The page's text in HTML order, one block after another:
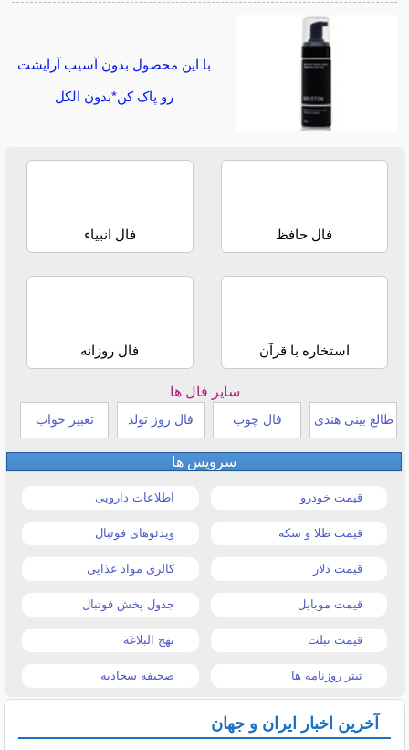
با این محصول بدون آسیب آرایشت
رو پاک کن*بدون الکل
فال حافظ فال انبیاء
استخاره با قرآن فال روزانه
سایر فال ها
طالع بینی هندی فال چوب فال روز تولد تعبیر خواب
سرویس ها
قیمت خودرو اطلاعات دارویی
قیمت طلا و سکه ویدئوهای فوتبال
قیمت دلار کالری مواد غذایی
قیمت موبایل جدول پخش فوتبال
قیمت تبلت نهج البلاغه
تیتر روزنامه ها صحیفه سجادیه
آخرین اخبار ایران و جهان